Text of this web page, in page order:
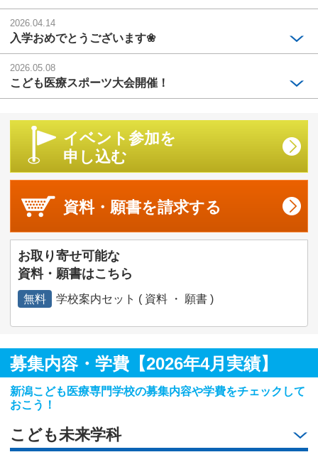
2026.04.14
入学おめでとうございます❀
2026.05.08
こども医療スポーツ大会開催！
イベント参加を
申し込む
資料・願書を請求する
お取り寄せ可能な
資料・願書はこちら
無料 学校案内セット ( 資料 ・ 願書 )
募集内容・学費【2026年4月実績】
新潟こども医療専門学校の募集内容や学費をチェックして
おこう！
こども未来学科